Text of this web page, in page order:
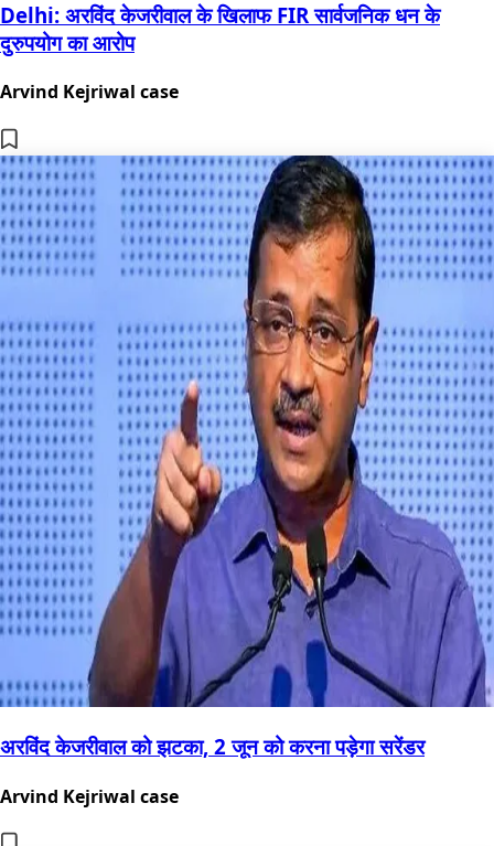
Delhi: अरविंद केजरीवाल के खिलाफ FIR सार्वजनिक धन के
दुरुपयोग का आरोप
Arvind Kejriwal case
अरविंद केजरीवाल को झटका, 2 जून को करना पड़ेगा सरेंडर
Arvind Kejriwal case